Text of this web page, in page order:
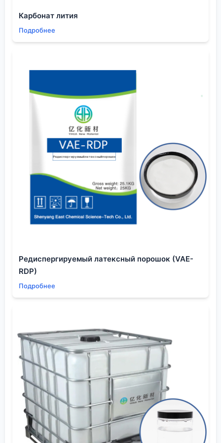
растворитель просто не перемешивается с водной
фазой. Приходится играть и со скоростью
реактор, чтобы улучшить гидродинамику. Эффект
искать компромисс между эффективностью
экстракции и экономикой процесса.
Вода — вечный враг и союзник
Особая головная боль — это влага. Казалось бы,
экстрагируют органическими
растворителямииз водного раствора, то вода и так
присутствует. Но речь о другом — о следовой
влаге в самом органическом растворителе. Для
таких продуктов, как высокочистые изоляционные
материалы или реактивы для
интегральных схем,
даже 0.1% воды могут стать катастрофой. Она
Мы долго работали с одним заказчиком из сферы
микроэлектроники. Они требовали от нас
органический экстракт с содержанием воды
стабильный результат, особенно при переходе на
новую партию растворителя от другого
поставщика. В итоге мы внедрили обязательный
онлайн-контроль влажности (датчики по методу
Карла Фишера) прямо на линии перед подачей
растворителя в экстрактор. Это добавило ступень
контроля, но полностью сняло проблему брака из-
за ?мокрого? растворителя. Иногда кажется, что
половина успеха в экстракции — это контроль не
над целевым веществом, а над, казалось бы,
Карбонат лития
Подробнее
Редиспергируемый латексный порошок (VAE-
RDP)
Подробнее